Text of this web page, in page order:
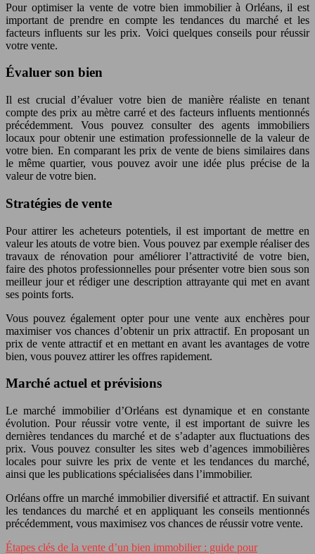
Pour optimiser la vente de votre bien immobilier à Orléans, il est
important de prendre en compte les tendances du marché et les
facteurs influents sur les prix. Voici quelques conseils pour réussir
votre vente.
Évaluer son bien
Il est crucial d’évaluer votre bien de manière réaliste en tenant
compte des prix au mètre carré et des facteurs influents mentionnés
précédemment. Vous pouvez consulter des agents immobiliers
locaux pour obtenir une estimation professionnelle de la valeur de
votre bien. En comparant les prix de vente de biens similaires dans
le même quartier, vous pouvez avoir une idée plus précise de la
valeur de votre bien.
Stratégies de vente
Pour attirer les acheteurs potentiels, il est important de mettre en
valeur les atouts de votre bien. Vous pouvez par exemple réaliser des
travaux de rénovation pour améliorer l’attractivité de votre bien,
faire des photos professionnelles pour présenter votre bien sous son
meilleur jour et rédiger une description attrayante qui met en avant
ses points forts.
Vous pouvez également opter pour une vente aux enchères pour
maximiser vos chances d’obtenir un prix attractif. En proposant un
prix de vente attractif et en mettant en avant les avantages de votre
bien, vous pouvez attirer les offres rapidement.
Marché actuel et prévisions
Le marché immobilier d’Orléans est dynamique et en constante
évolution. Pour réussir votre vente, il est important de suivre les
dernières tendances du marché et de s’adapter aux fluctuations des
prix. Vous pouvez consulter les sites web d’agences immobilières
locales pour suivre les prix de vente et les tendances du marché,
ainsi que les publications spécialisées dans l’immobilier.
Orléans offre un marché immobilier diversifié et attractif. En suivant
les tendances du marché et en appliquant les conseils mentionnés
précédemment, vous maximisez vos chances de réussir votre vente.
Étapes clés de la vente d’un bien immobilier : guide pour